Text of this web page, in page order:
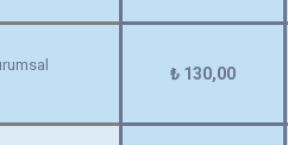
₺ 130,00